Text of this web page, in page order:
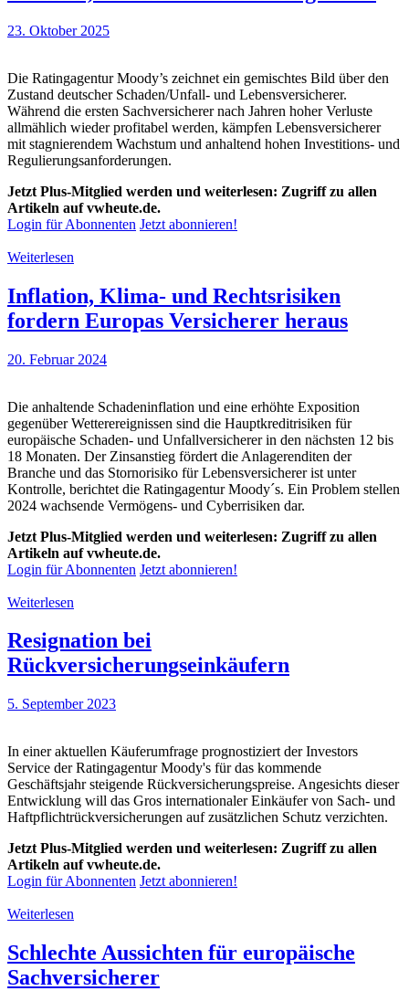
23. Oktober 2025
Die Ratingagentur Moody’s zeichnet ein gemischtes Bild über den
Zustand deutscher Schaden/Unfall- und Lebensversicherer.
Während die ersten Sachversicherer nach Jahren hoher Verluste
allmählich wieder profitabel werden, kämpfen Lebensversicherer
mit stagnierendem Wachstum und anhaltend hohen Investitions- und
Regulierungsanforderungen.
Jetzt Plus-Mitglied werden und weiterlesen: Zugriff zu allen
Artikeln auf vwheute.de.
Login für Abonnenten Jetzt abonnieren!
Weiterlesen
Inflation, Klima- und Rechtsrisiken
fordern Europas Versicherer heraus
20. Februar 2024
Die anhaltende Schadeninflation und eine erhöhte Exposition
gegenüber Wetterereignissen sind die Hauptkreditrisiken für
europäische Schaden- und Unfallversicherer in den nächsten 12 bis
18 Monaten. Der Zinsanstieg fördert die Anlagerenditen der
Branche und das Stornorisiko für Lebensversicherer ist unter
Kontrolle, berichtet die Ratingagentur Moody´s. Ein Problem stellen
2024 wachsende Vermögens- und Cyberrisiken dar.
Jetzt Plus-Mitglied werden und weiterlesen: Zugriff zu allen
Artikeln auf vwheute.de.
Login für Abonnenten Jetzt abonnieren!
Weiterlesen
Resignation bei
Rückversicherungseinkäufern
5. September 2023
In einer aktuellen Käuferumfrage prognostiziert der Investors
Service der Ratingagentur Moody's für das kommende
Geschäftsjahr steigende Rückversicherungspreise. Angesichts dieser
Entwicklung will das Gros internationaler Einkäufer von Sach- und
Haftpflichtrückversicherungen auf zusätzlichen Schutz verzichten.
Jetzt Plus-Mitglied werden und weiterlesen: Zugriff zu allen
Artikeln auf vwheute.de.
Login für Abonnenten Jetzt abonnieren!
Weiterlesen
Schlechte Aussichten für europäische
Sachversicherer